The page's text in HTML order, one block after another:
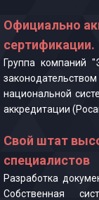
Официально
сертификации.
Группа компаний
национальной
аккредитации
Свой штат
специалистов
Разработка
Собственная